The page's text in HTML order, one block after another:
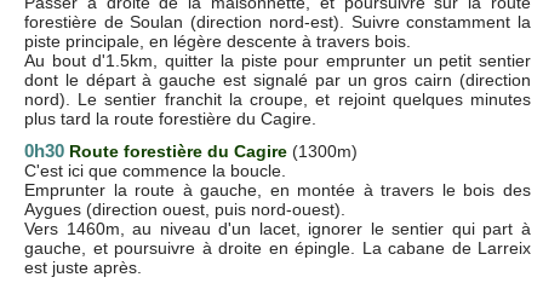
forestière de Soulan (direction nord-est). Suivre constamment la
piste principale, en légère descente à travers bois.
Au bout d'1.5km, quitter la piste pour emprunter un petit sentier
dont le départ à gauche est signalé par un gros cairn (direction
nord). Le sentier franchit la croupe, et rejoint quelques minutes
plus tard la route forestière du Cagire.
0h30 Route forestière du Cagire (1300m)
C'est ici que commence la boucle.
Emprunter la route à gauche, en montée à travers le bois des
Aygues (direction ouest, puis nord-ouest).
Vers 1460m, au niveau d'un lacet, ignorer le sentier qui part à
gauche, et poursuivre à droite en épingle. La cabane de Larreix
est juste après.